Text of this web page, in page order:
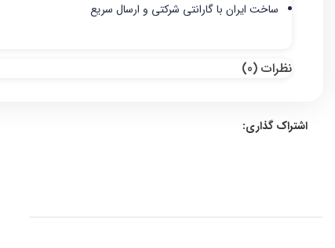
ساخت ایران با گارانتی شرکتی و ارسال سریع
نظرات (0)
اشتراک گذاری: